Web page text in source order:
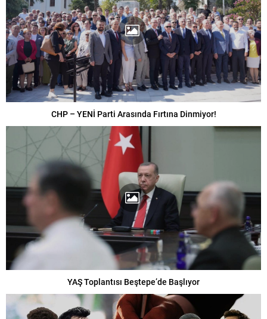
CHP – YENİ Parti Arasında Fırtına Dinmiyor!
YAŞ Toplantısı Beştepe’de Başlıyor